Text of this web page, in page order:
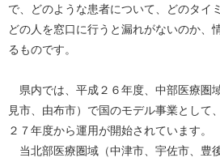
で、どのような患者について、どのタイ
どの人を窓口に行うと漏れがないのか、
るものです。
県内では、平成２６年度、中部医療圏
見市、由布市）で国のモデル事業として
２７年度から運用が開始されています。
当北部医療圏域（中津市、宇佐市、豊